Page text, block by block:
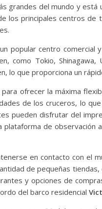
grandes del mundo y
los principales centros de
popular centro comercial
como Tokio, Shinagawa,
lo que proporciona un
ofrecer la máxima
de los cruceros, lo
pueden disfrutar del
de observación
en contacto con el
de pequeñas
y opciones de
del barco residencial